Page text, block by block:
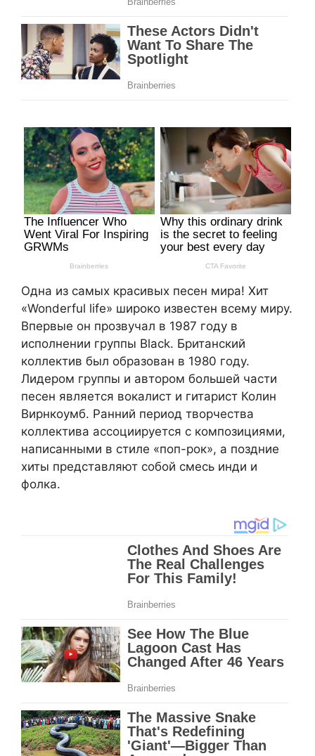
Одна из самых красивых песен мира! Хит
«Wonderful life» широко известен всему миру.
Впервые он прозвучал в 1987 году в
исполнении группы Black. Британский
коллектив был образован в 1980 году.
Лидером группы и автором большей части
песен является вокалист и гитарист Колин
Вирнкоумб. Ранний период творчества
коллектива ассоциируется с композициями,
написанными в стиле «поп-рок», а поздние
хиты представляют собой смесь инди и
фолка.